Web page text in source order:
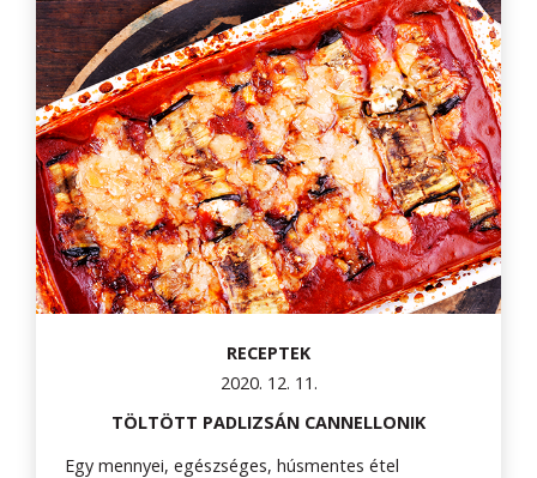
RECEPTEK
2020. 12. 11.
TÖLTÖTT PADLIZSÁN CANNELLONIK
Egy mennyei, egészséges, húsmentes étel